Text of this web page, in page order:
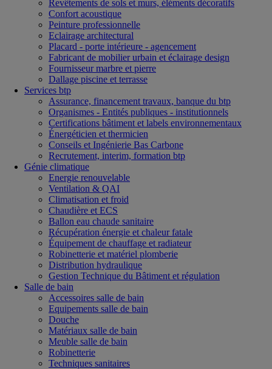
Revêtements de sols et murs, éléments décoratifs
Confort acoustique
Peinture professionnelle
Eclairage architectural
Placard - porte intérieure - agencement
Fabricant de mobilier urbain et éclairage design
Fournisseur marbre et pierre
Dallage piscine et terrasse
Services btp
Assurance, financement travaux, banque du btp
Organismes - Entités publiques - institutionnels
Certifications bâtiment et labels environnementaux
Énergéticien et thermicien
Conseils et Ingénierie Bas Carbone
Recrutement, interim, formation btp
Génie climatique
Energie renouvelable
Ventilation & QAI
Climatisation et froid
Chaudière et ECS
Ballon eau chaude sanitaire
Récupération énergie et chaleur fatale
Équipement de chauffage et radiateur
Robinetterie et matériel plomberie
Distribution hydraulique
Gestion Technique du Bâtiment et régulation
Salle de bain
Accessoires salle de bain
Equipements salle de bain
Douche
Matériaux salle de bain
Meuble salle de bain
Robinetterie
Techniques sanitaires